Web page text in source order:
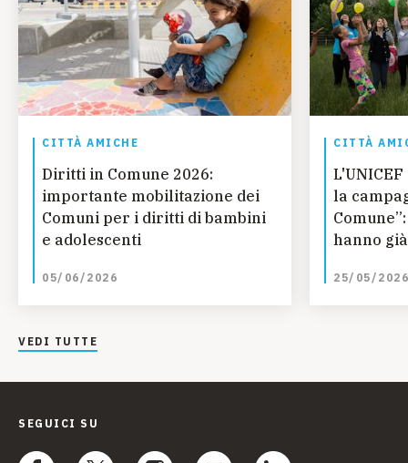
CITTÀ AMICHE
Diritti in Comune 2026:
importante mobilitazione dei
Comuni per i diritti di bambini
e adolescenti
05/06/2026
CITTÀ
la
hanno
25/05/2026
VEDI TUTTE
SEGUICI SU